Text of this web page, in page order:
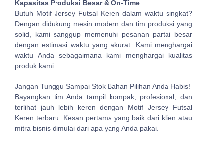
Kapasitas Produksi Besar & On-Time
Butuh Motif Jersey Futsal Keren dalam waktu singkat?
Dengan didukung mesin modern dan tim produksi yang
solid, kami sanggup memenuhi pesanan partai besar
dengan estimasi waktu yang akurat. Kami menghargai
waktu Anda sebagaimana kami menghargai kualitas
produk kami.
Jangan Tunggu Sampai Stok Bahan Pilihan Anda Habis!
Bayangkan tim Anda tampil kompak, profesional, dan
terlihat jauh lebih keren dengan Motif Jersey Futsal
Keren terbaru. Kesan pertama yang baik dari klien atau
mitra bisnis dimulai dari apa yang Anda pakai.